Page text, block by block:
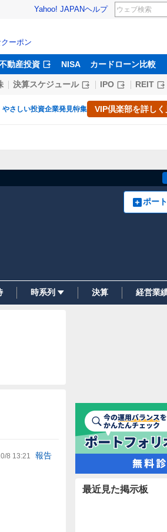
Yahoo! JAPANヘルプ
ーポン
動産投資 NISA カードローン比較
決算スケジュール IPO REIT
やさしい投資企業発見特集 VIP倶楽部を詳しく
ポー
時系列 決算 経営業
8 13:21 報告
最近見た掲示板